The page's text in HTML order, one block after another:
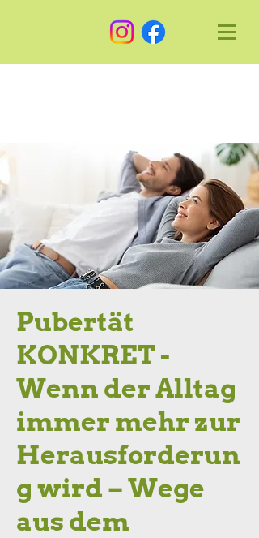
Pubertät
KONKRET -
Wenn der Alltag
immer mehr zur
Herausforderun
g wird – Wege
aus dem